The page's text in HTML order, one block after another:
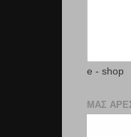
e - shop
ΜΑΣ